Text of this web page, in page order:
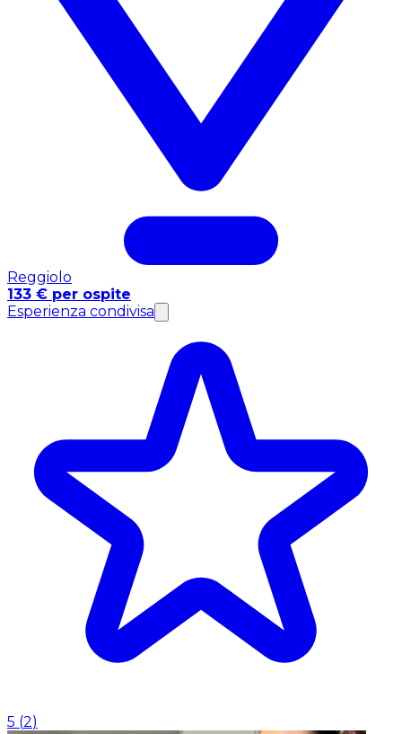
Reggiolo
133 € per ospite
Esperienza condivisa
5 (2)